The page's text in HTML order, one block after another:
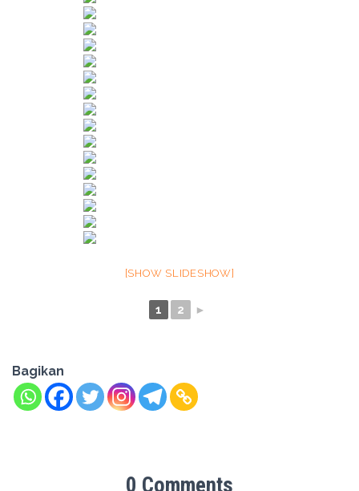
[SHOW SLIDESHOW]
1 2 ►
Bagikan
0 Comments